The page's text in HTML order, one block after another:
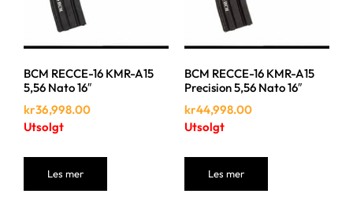
BCM RECCE-16 KMR-A15
5,56 Nato 16″
kr36,998.00
Utsolgt
Les mer
BCM RECCE-16 KMR-A15
Precision 5,56 Nato 16″
kr44,998.00
Utsolgt
Les mer